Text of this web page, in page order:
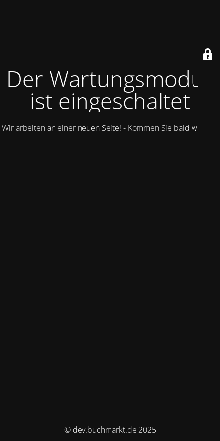
Der Wartungsmodus
ist eingeschaltet
Wir arbeiten an einer neuen Seite! - Kommen Sie bald wieder.
© dev.buchmarkt.de 2025